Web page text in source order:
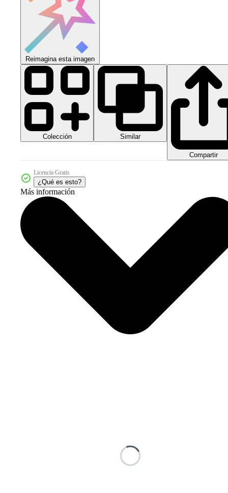
Reimagina esta imagen
Colección Similar
Compartir
Licencia Gratis
¿Qué es esto?
Más información